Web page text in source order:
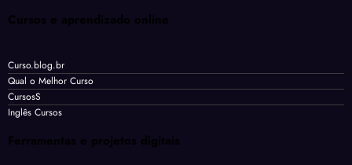
Cursos e aprendizado online
Curso.blog.br
Qual o Melhor Curso
CursosS
Inglês Cursos
Ferramentas e projetos digitais